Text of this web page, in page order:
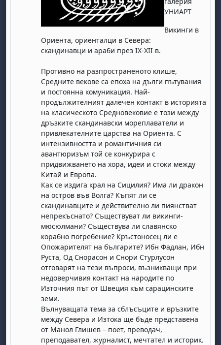
УНИАРТ
Викинги в
Ориента, ориенталци в Севера:
скандинавци и араби през IX-XII в.
Противно на разпространеното клише,
Средните векове са епоха на дълги пътувания
и постоянна комуникация. Най-
продължителният далечен контакт в историята
на класическото Средновековие е този между
дръзките скандинавски мореплаватели и
привлекателните царства на Ориента. С
интензивността и романтичния си
авантюризъм той се конкурира с
придвижването на хора, идеи и стоки между
Китай и Европа.
Как се издига крал на Сицилия? Има ли дракон
на остров във Волга? Къпят ли се
скандинавците и действително ли пиянстват
непрекъснато? Съществуват ли викинги-
мюсюлмани? Съществува ли славянско
корабно погребение? Кръстоносец ли е
Опожарителят на българите? Ибн Фадлан, Ибн
Руста, Од Снорасон и Снори Стурлусон
отговарят на тези въпроси, възникващи при
недоверчивия контакт на народите по
Източния път от Швеция към сарацинските
земи.
Вълнуващата тема за сблъсъците и връзките
между Севера и Изтока ще бъде представена
от Манол Глишев – поет, преводач,
преподавател, журналист, мечтател и историк.
samedi 1 août
dimanche 2 août
7 août
samedi 8 août
dimanche 9 août
14 août
samedi 15 août
dimanche 16 août
21 août
samedi 22 août
dimanche 23 août
28 août
samedi 29 août
dimanche 30 août